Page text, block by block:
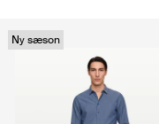
Ny sæson